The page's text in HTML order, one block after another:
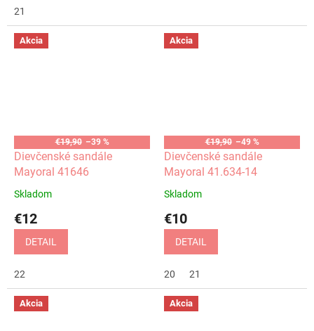
21
Akcia
€19,90 –39 %
Dievčenské sandále
Mayoral 41646
Skladom
€12
DETAIL
22
Akcia
€19,90 –49 %
Dievčenské sandále
Mayoral 41.634-14
Skladom
€10
DETAIL
20 21
Akcia Akcia